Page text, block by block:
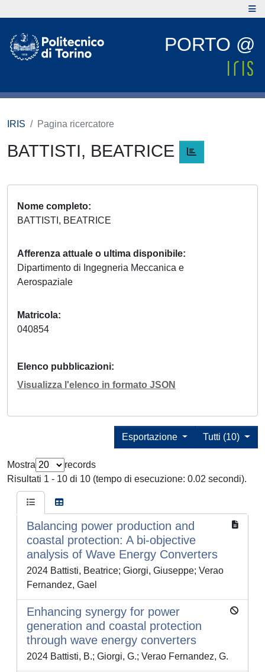
PORTO @
IRIS Pagina ricercatore
BATTISTI, BEATRICE
Nome completo
BATTISTI, BEATRICE
Afferenza attuale o ultima disponibile
Dipartimento di Ingegneria Meccanica e
Aerospaziale
Matricola
040854
Elenco pubblicazioni
Visualizza l'elenco in formato JSON
Tutti (10)
Esportazione
Mostra
records
Risultati 1 - 10 di 10 (tempo di esecuzione: 0.02 secondi).
Balancing power production and
coastal protection: A bi-objective
analysis of Wave Energy Converters
2024 Battisti, Beatrice; Giorgi, Giuseppe; Verao
Fernandez, Gael
Enhancing synergy for power
generation and coastal protection
through wave energy converters
2024 Battisti, B.; Giorgi, G.; Verao Fernandez, G.